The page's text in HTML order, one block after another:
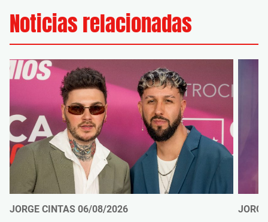
Noticias relacionadas
JORGE CINTAS 06/08/2026